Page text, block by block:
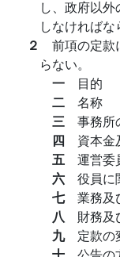
し、政府以
しなければな
２ 前項の定款
らない。
一 目的
二 名称
三 事務所
四 資本金
五 運営委
六 役員に
七 業務及
八 財務及
九 定款の